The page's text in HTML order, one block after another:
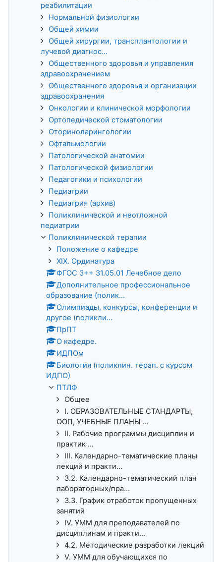
реабилитации
Нормальной физиологии
Общей химии
Общей хирургии, трансплантологии и
лучевой диагнос...
Общественного здоровья и управления
здравоохранением
Общественного здоровья и организации
здравоохранения
Онкологии и клинической морфологии
Ортопедической стоматологии
Оториноларингологии
Офтальмологии
Патологической анатомии
Патологической физиологии
Педагогики и психологии
Педиатрии
Педиатрия (архив)
Поликлинической и неотложной
педиатрии
Поликлинической терапии
Положение о кафедре
XIX. Ординатура
ФГОС 3++ 31.05.01 Лечебное дело
Дополнительное профессиональное
образование (полик...
Олимпиады, конкурсы, конференции и
другое (поликли...
ПрПТ
О кафедре.
ИДПОм
Биология (поликлин. терап. с курсом
ИДПО)
ПТЛФ
Общее
I. ОБРАЗОВАТЕЛЬНЫЕ СТАНДАРТЫ,
ООП, УЧЕБНЫЕ ПЛАНЫ ...
II. Рабочие программы дисциплин и
практик ...
III. Календарно-тематические планы
лекций и практи...
3.2. Календарно-тематический план
лабораторных/пра...
3.3. График отработок пропущенных
занятий
IV. УММ для преподавателей по
дисциплинам и практи...
4.2. Методические разработки лекций
V. УММ для обучающихся по